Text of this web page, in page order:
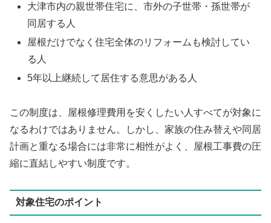
大津市内の親世帯住宅に、市外の子世帯・孫世帯が
同居する人
屋根だけでなく住宅全体のリフォームも検討してい
る人
5年以上継続して居住する意思がある人
この制度は、屋根修理費用を安くしたい人すべてが対象に
なるわけではありません。しかし、家族の住み替えや同居
計画と重なる場合には非常に相性がよく、屋根工事費の圧
縮に直結しやすい制度です。
対象住宅のポイント